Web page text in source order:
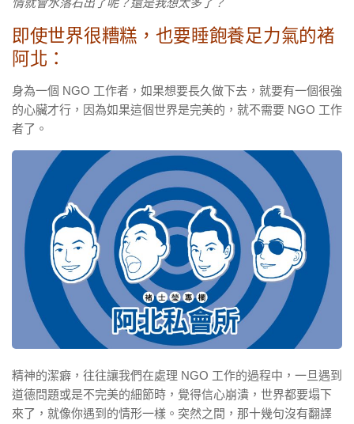
情就會水落石出了呢？還是我想太多了？
即使世界很糟糕，也要睡飽養足力氣的褚
阿北：
身為一個 NGO 工作者，如果想要長久做下去，就要有一個很強
的心臟才行，因為如果這個世界是完美的，就不需要 NGO 工作
者了。
精神的潔癖，往往讓我們在處理 NGO 工作的過程中，一旦遇到
道德問題或是不完美的細節時，覺得信心崩潰，世界都要塌下
來了，就像你遇到的情形一樣。突然之間，那十幾句沒有翻譯